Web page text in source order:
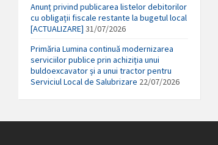
Anunț privind publicarea listelor debitorilor
cu obligații fiscale restante la bugetul local
[ACTUALIZARE] 31/07/2026
Primăria Lumina continuă modernizarea
serviciilor publice prin achiziția unui
buldoexcavator și a unui tractor pentru
Serviciul Local de Salubrizare 22/07/2026